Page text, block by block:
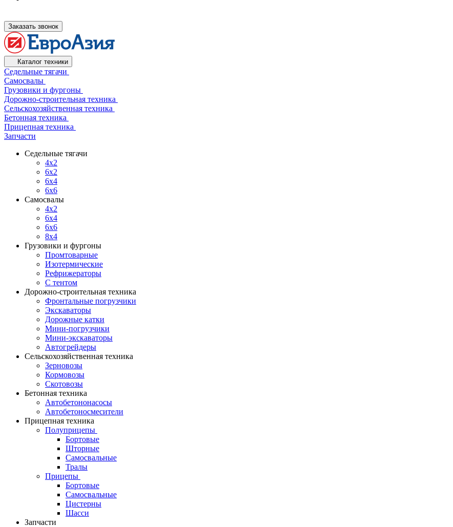
Заказать звонок
Каталог техники
Седельные тягачи
Самосвалы
Грузовики и фургоны
Дорожно-строительная техника
Сельскохозяйственная техника
Бетонная техника
Прицепная техника
Запчасти
Седельные тягачи
4x2
6x2
6x4
6x6
Самосвалы
4x2
6x4
6x6
8x4
Грузовики и фургоны
Промтоварные
Изотермические
Рефрижераторы
С тентом
Дорожно-строительная техника
Фронтальные погрузчики
Экскаваторы
Дорожные катки
Мини-погрузчики
Мини-экскаваторы
Автогрейдеры
Сельскохозяйственная техника
Зерновозы
Кормовозы
Скотовозы
Бетонная техника
Автобетононасосы
Автобетоносмесители
Прицепная техника
Полуприцепы
Бортовые
Шторные
Самосвальные
Тралы
Прицепы
Бортовые
Самосвальные
Цистерны
Шасси
Запчасти